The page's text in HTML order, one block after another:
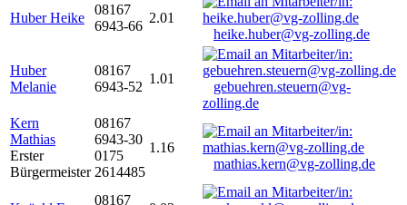
Huber Heike
08167
6943-66
2.01
heike.huber@vg-zolling.de
Huber
Melanie
08167
6943-52
1.01
gebuehren.steuern@vg-
zolling.de
Kern
Mathias
Erster
Bürgermeister
08167
6943-30
0175
2614485
1.16
mathias.kern@vg-zolling.de
08167